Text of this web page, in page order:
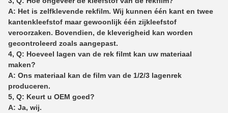
A: Het is zelfklevende rekfilm. Wij kunnen één kant en twee
kantenkleefstof maar gewoonlijk één zijkleefstof
veroorzaken. Bovendien, de kleverigheid kan worden
gecontroleerd zoals aangepast.
4, Q: Hoeveel lagen van de rek filmt kan uw materiaal
maken?
A: Ons materiaal kan de film van de 1/2/3 lagenrek
produceren.
5, Q: Keurt u OEM goed?
A: Ja, wij.